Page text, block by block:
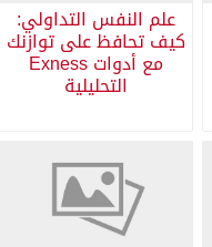
علم النفس التداولي:
كيف تحافظ على توازنك
مع أدوات Exness
التحليلية